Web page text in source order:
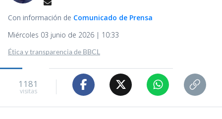
Con información de Comunicado de Prensa
Miércoles 03 junio de 2026 | 10:33
Ética y transparencia de BBCL
1181
visitas